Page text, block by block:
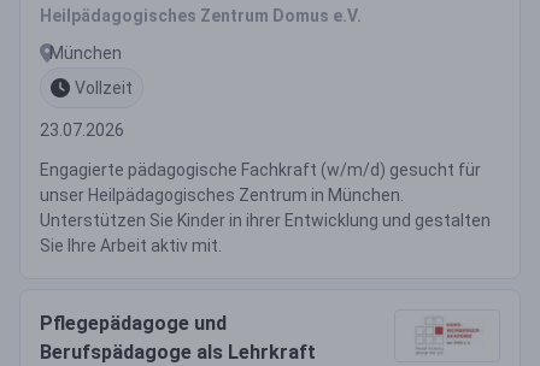
Heilpädagogisches Zentrum Domus e.V.
München
Vollzeit
23.07.2026
Engagierte pädagogische Fachkraft (w/m/d) gesucht für
unser Heilpädagogisches Zentrum in München.
Unterstützen Sie Kinder in ihrer Entwicklung und gestalten
Sie Ihre Arbeit aktiv mit.
Pflegepädagoge und
Berufspädagoge als Lehrkraft